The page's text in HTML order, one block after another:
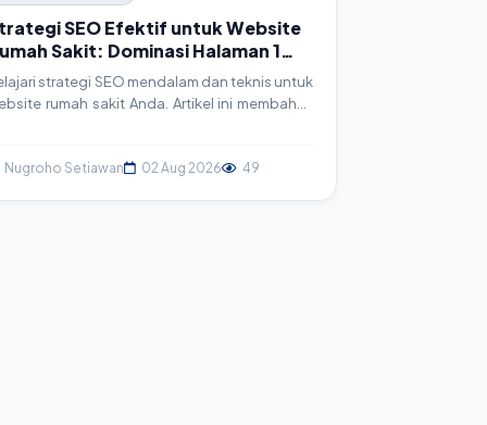
SEO Efektif untuk Website
Sakit: Dominasi Halaman 1
strategi SEO mendalam dan teknis untuk
rumah sakit Anda. Artikel ini membahas
website Anda merajai hasil pencarian
Nugroho Setiawan 02 Aug 2026 49